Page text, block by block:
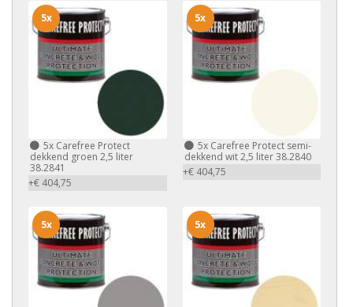
5x Carefree Protect
dekkend groen 2,5 liter
38.2841
+€ 404,75
5x
5xCarefree Protect semi-
dekkend wit 2,5 liter 38.2840
+€ 404,75
5x
5x 5x